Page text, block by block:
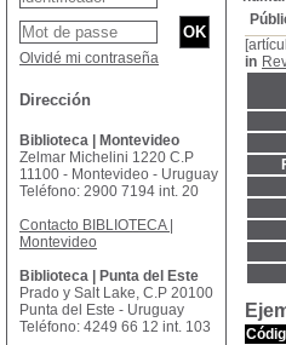
in
Olvidé mi contraseña
Dirección
Biblioteca | Montevideo
Zelmar Michelini 1220 C.P
11100 - Montevideo - Uruguay
Teléfono: 2900 7194 int. 20
Contacto BIBLIOTECA |
Montevideo
Biblioteca | Punta del Este
Prado y Salt Lake, C.P 20100
Punta del Este - Uruguay
Teléfono: 4249 66 12 int. 103